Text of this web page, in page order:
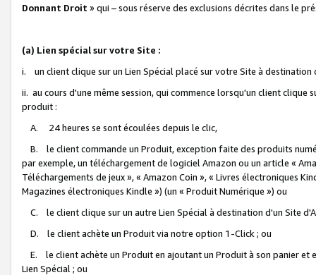
Donnant Droit » qui – sous réserve des exclusions décrites dans le
(a) Lien spécial sur votre Site :
i. un client clique sur un Lien Spécial placé sur votre Site à destination
ii. au cours d'une même session, qui commence lorsqu'un client
produit :
A. 24 heures se sont écoulées depuis le clic,
B. le client commande un Produit, exception faite des produits
par exemple, un téléchargement de logiciel Amazon ou un article «
Téléchargements de jeux », « Amazon Coin », « Livres électroniques
Magazines électroniques Kindle ») (un « Produit Numérique ») ou
C. le client clique sur un autre Lien Spécial à destination d'un Site
D. le client achète un Produit via notre option 1-Click ; ou
E. le client achète un Produit en ajoutant un Produit à son panier et
Lien Spécial ; ou